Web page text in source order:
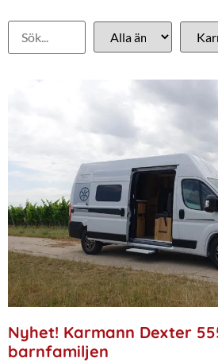
Nyhet! Karmann Dexter
barnfamiljen